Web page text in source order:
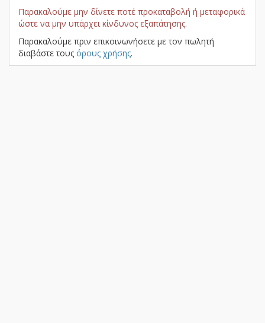
Παρακαλούμε μην δίνετε ποτέ προκαταβολή ή μεταφορικά
ώστε να μην υπάρχει κίνδυνος εξαπάτησης.
Παρακαλούμε πριν επικοινωνήσετε με τον πωλητή
διαβάστε τους όρους χρήσης.